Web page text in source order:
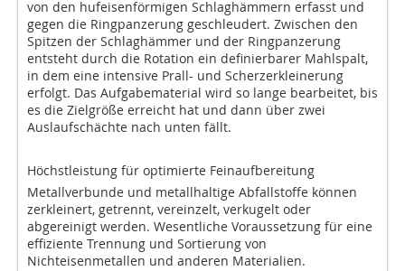
von den hufeisenförmigen Schlaghämmern erfasst und
gegen die Ringpanzerung geschleudert. Zwischen den
Spitzen der Schlaghämmer und der Ringpanzerung
entsteht durch die Rotation ein definierbarer Mahlspalt,
in dem eine intensive Prall- und Scherzerkleinerung
erfolgt. Das Aufgabematerial wird so lange bearbeitet, bis
es die Zielgröße erreicht hat und dann über zwei
Auslaufschächte nach unten fällt.
Höchstleistung für optimierte Feinaufbereitung
Metallverbunde und metallhaltige Abfallstoffe können
zerkleinert, getrennt, vereinzelt, verkugelt oder
abgereinigt werden. Wesentliche Voraussetzung für eine
effiziente Trennung und Sortierung von
Nichteisenmetallen und anderen Materialien.